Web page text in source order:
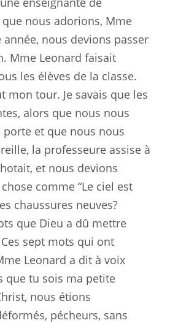
nous adorions, Mme
année, nous devions passer
Mme Leonard faisait
les élèves de la classe.
mon tour. Je savais que les
alors que nous nous
et que nous nous
la professeure assise à
et nous devions
comme “Le ciel est
chaussures neuves?
que Dieu a dû mettre
sept mots qui ont
Leonard a dit à voix
que tu sois ma petite
nous étions
pécheurs, sans